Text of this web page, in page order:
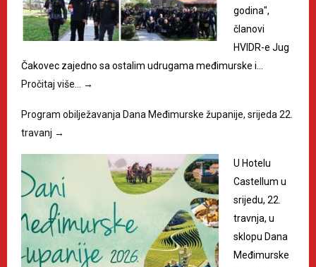
godina",
članovi
HVIDR-e Jug
Čakovec zajedno sa ostalim udrugama međimurske i…
Pročitaj više… →
Program obilježavanja Dana Međimurske županije, srijeda 22.
travanj →
U Hotelu
Castellum u
srijedu, 22.
travnja, u
sklopu Dana
Međimurske